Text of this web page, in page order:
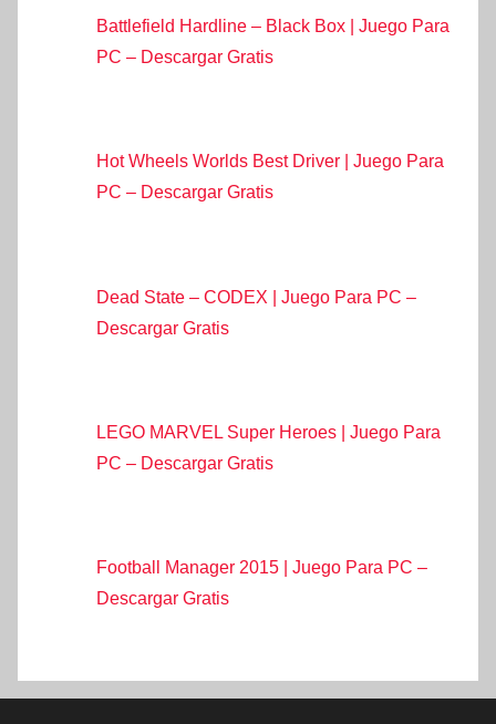
Battlefield Hardline – Black Box | Juego Para
PC – Descargar Gratis
Hot Wheels Worlds Best Driver | Juego Para
PC – Descargar Gratis
Dead State – CODEX | Juego Para PC –
Descargar Gratis
LEGO MARVEL Super Heroes | Juego Para
PC – Descargar Gratis
Football Manager 2015 | Juego Para PC –
Descargar Gratis